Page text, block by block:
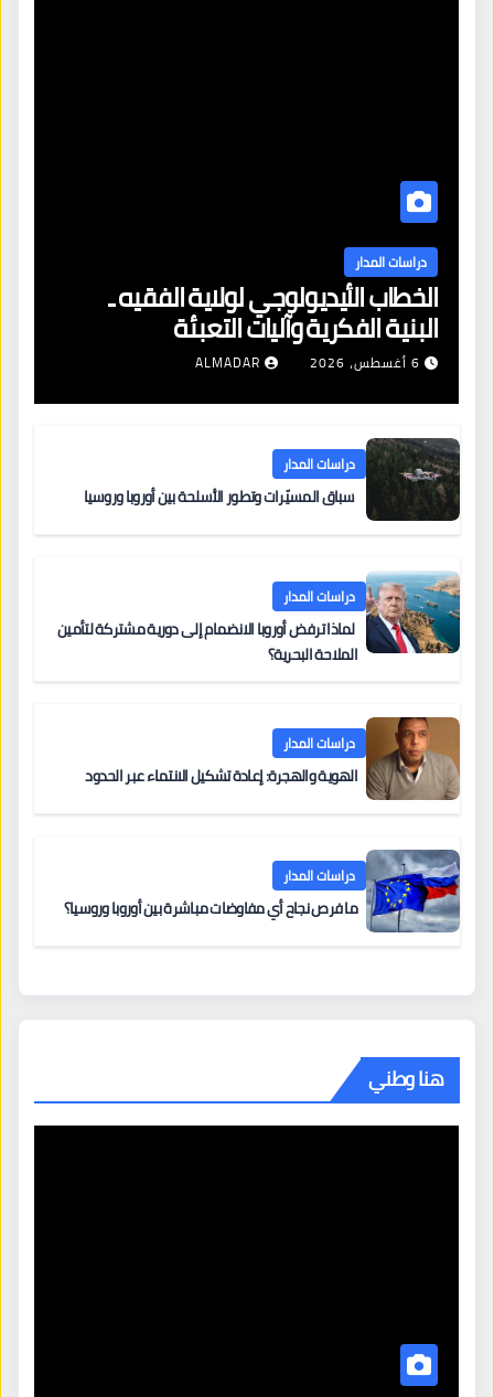
دراسات المدار
الخطاب الأيديولوجي لولاية الفقيه ـ
البنية الفكرية وآليات التعبئة
6 أغسطس، 2026 ALMADAR
دراسات المدار
سباق المسيّرات وتطور الأسلحة بين أوروبا وروسيا
دراسات المدار
لماذا ترفض أوروبا الانضمام إلى دورية مشتركة لتأمين
الملاحة البحرية؟
دراسات المدار
الهوية والهجرة: إعادة تشكيل الانتماء عبر الحدود
دراسات المدار
ما فرص نجاح أي مفاوضات مباشرة بين أوروبا وروسيا؟
هنا وطني